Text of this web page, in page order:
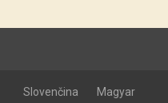
Slovenčina
Magyar